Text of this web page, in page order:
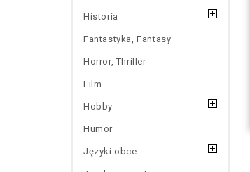
Historia
Fantastyka, Fantasy
Horror, Thriller
Film
Hobby
Humor
Języki obce